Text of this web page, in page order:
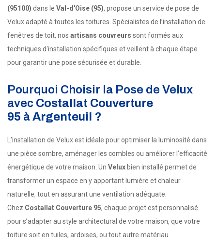
(95100) dans le Val-d'Oise (95), propose un service de pose de
Velux adapté à toutes les toitures. Spécialistes de l’installation de
fenêtres de toit, nos artisans couvreurs sont formés aux
techniques d'installation spécifiques et veillent à chaque étape
pour garantir une pose sécurisée et durable.
Pourquoi Choisir la Pose de Velux
avec Costallat Couverture
95 àArgenteuil ?
L’installation de Velux est idéale pour optimiser la luminosité dans
une pièce sombre, aménager les combles ou améliorer l’efficacité
énergétique de votre maison. Un Velux bien installé permet de
transformer un espace en y apportant lumière et chaleur
naturelle, tout en assurant une ventilation adéquate.
Chez Costallat Couverture 95, chaque projet est personnalisé
pour s’adapter au style architectural de votre maison, que votre
toiture soit en tuiles, ardoises, ou tout autre matériau.